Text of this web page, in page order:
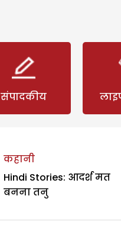
संपादकीय
कहानी
Hindi Stories: आदर्श मत
बनना तनु